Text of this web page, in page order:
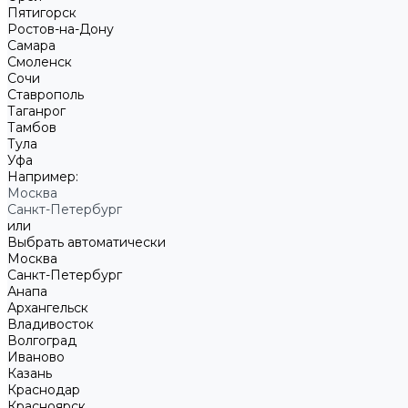
Пятигорск
Ростов-на-Дону
Самара
Смоленск
Сочи
Ставрополь
Таганрог
Тамбов
Тула
Уфа
Например:
Москва
Санкт-Петербург
или
Выбрать автоматически
Москва
Санкт-Петербург
Анапа
Архангельск
Владивосток
Волгоград
Иваново
Казань
Краснодар